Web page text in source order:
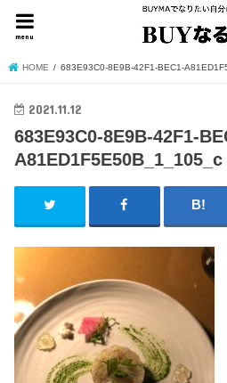
menu
HOME 683E93C0-8E9B-42F1-BEC1-
2021.11.12
683E93C0-8E9B-42F1-
A81ED1F5E50B_1_105_c